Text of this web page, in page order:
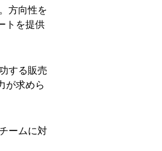
方向性を
トを提供
する販売
が求めら
ームに対